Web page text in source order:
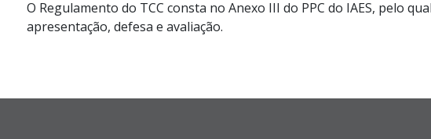
O Regulamento do TCC consta no Anexo III do PPC do IAES, pelo
apresentação, defesa e avaliação.